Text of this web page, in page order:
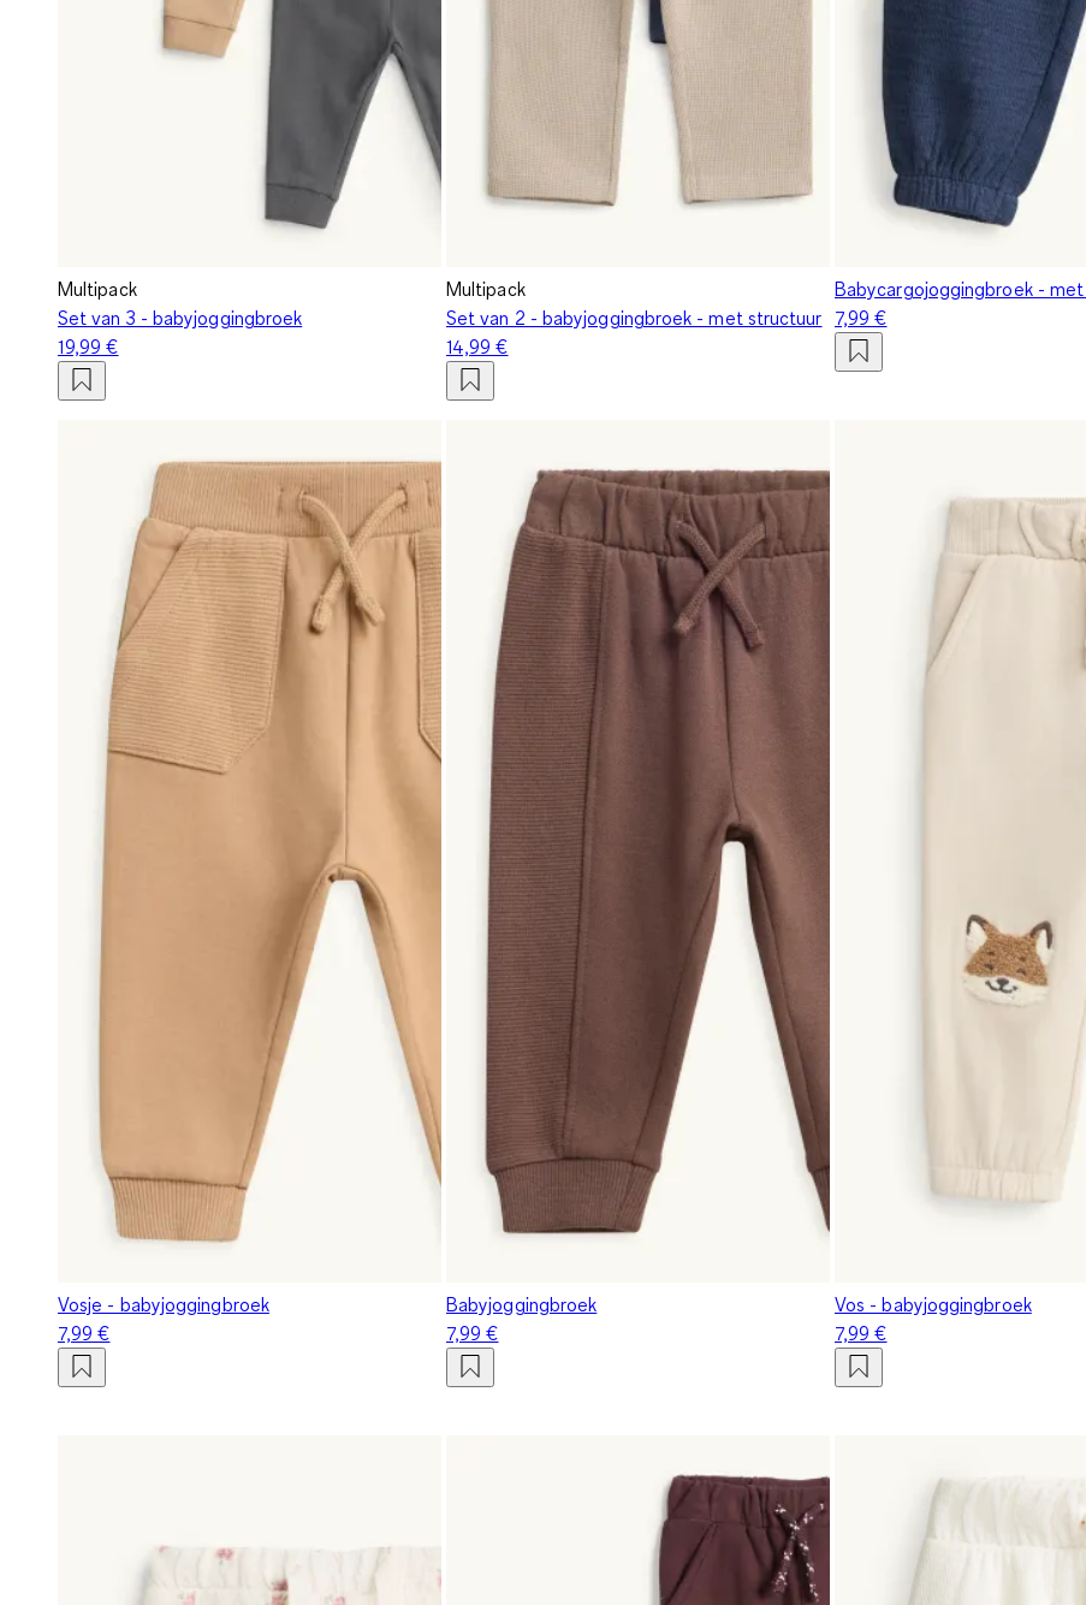
Multipack
Set van 3 - babyjoggingbroek
19,99 €
Multipack
Set van 2 - babyjoggingbroek - met structuur
14,99 €
Babycargojoggingbroek -
7,99 €
Vosje - babyjoggingbroek
7,99 €
Babyjoggingbroek
7,99 €
Vos - babyjoggingbroek
7,99 €